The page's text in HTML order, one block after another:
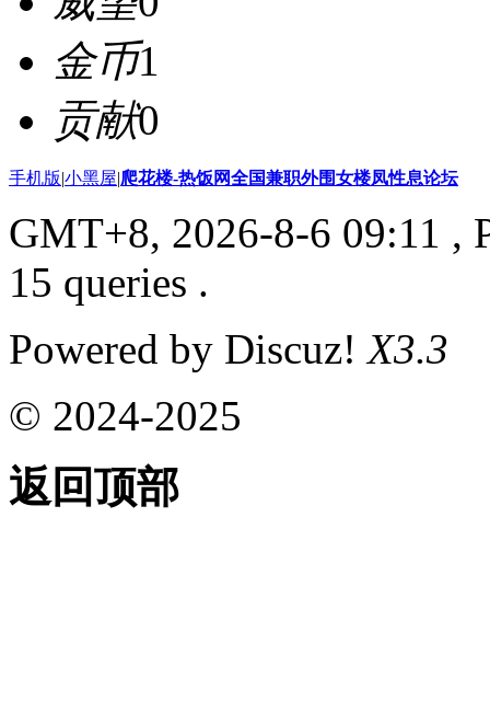
金币1
贡献0
手机版|小黑屋|爬花楼-热饭网全国兼职外围女楼凤性息论坛
GMT+8, 2026-8-6 09:11 ,
15 queries .
Powered by Discuz!X3.3
© 2024-2025
返回顶部